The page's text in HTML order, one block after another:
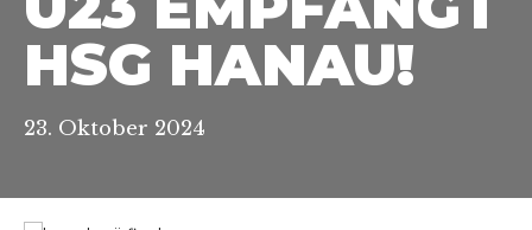
HSG HANAU!
23. Oktober 2024